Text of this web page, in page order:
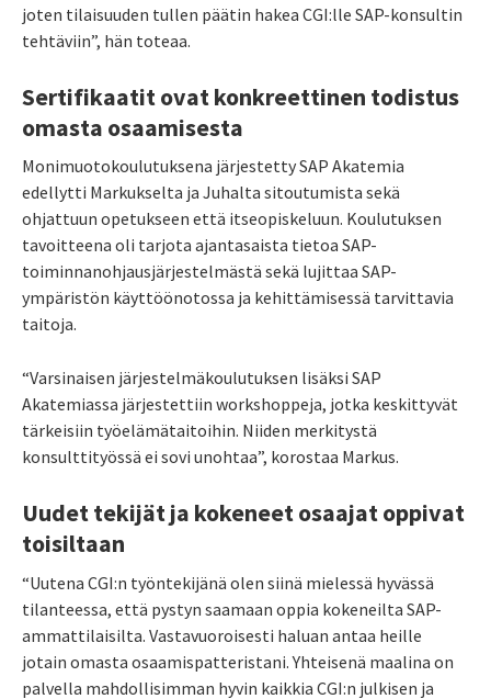
joten tilaisuuden tullen päätin hakea CGI:lle SAP-konsultin
tehtäviin”, hän toteaa.
Sertifikaatit ovat konkreettinen todistus
omasta osaamisesta
Monimuotokoulutuksena järjestetty SAP Akatemia
edellytti Markukselta ja Juhalta sitoutumista sekä
ohjattuun opetukseen että itseopiskeluun. Koulutuksen
tavoitteena oli tarjota ajantasaista tietoa SAP-
toiminnanohjausjärjestelmästä sekä lujittaa SAP-
ympäristön käyttöönotossa ja kehittämisessä tarvittavia
taitoja.
“Varsinaisen järjestelmäkoulutuksen lisäksi SAP
Akatemiassa järjestettiin workshoppeja, jotka keskittyvät
tärkeisiin työelämätaitoihin. Niiden merkitystä
konsulttityössä ei sovi unohtaa”, korostaa Markus.
Uudet tekijät ja kokeneet osaajat oppivat
toisiltaan
“Uutena CGI:n työntekijänä olen siinä mielessä hyvässä
tilanteessa, että pystyn saamaan oppia kokeneilta SAP-
ammattilaisilta. Vastavuoroisesti haluan antaa heille
jotain omasta osaamispatteristani. Yhteisenä maalina on
palvella mahdollisimman hyvin kaikkia CGI:n julkisen ja